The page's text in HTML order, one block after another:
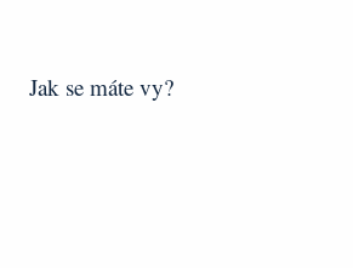
Jak se máte vy?